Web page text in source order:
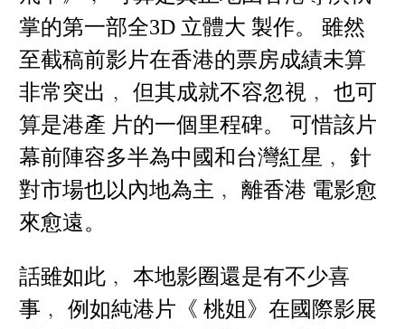
掌的第一部全3D 立體大 製作。 雖然
至截稿前影片在香港的票房成績未算
非常突出﹐ 但其成就不容忽視﹐ 也可
算是港產 片的一個里程碑。 可惜該片
幕前陣容多半為中國和台灣紅星﹐ 針
對市場也以內地為主﹐ 離香港 電影愈
來愈遠。
話雖如此﹐ 本地影圈還是有不少喜
事﹐ 例如純港片《 桃姐》在國際影展